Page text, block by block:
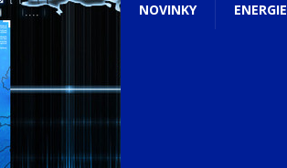
NOVINKY ENERGIE